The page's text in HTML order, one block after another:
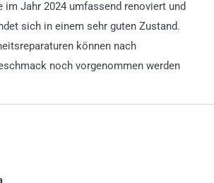
im Jahr 2024 umfassend renoviert und
sich in einem sehr guten Zustand.
können nach
noch vorgenommen werden